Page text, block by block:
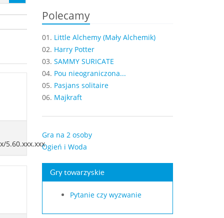
5.60.xxx.xxx
Polecamy
01. Little Alchemy (Mały Alchemik)
02. Harry Potter
03. SAMMY SURICATE
04. Pou nieograniczona...
05. Pasjans solitaire
06. Majkraft
Gra na 2 osoby
Ogień i Woda
Gry towarzyskie
Pytanie czy wyzwanie